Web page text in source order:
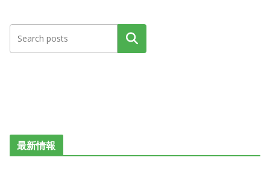
検索
最新情報